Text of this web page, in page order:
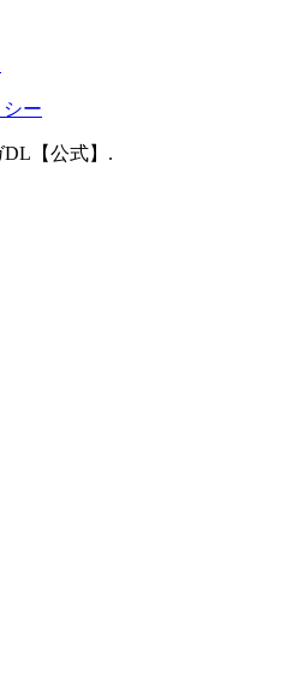
ー
DL【公式】.